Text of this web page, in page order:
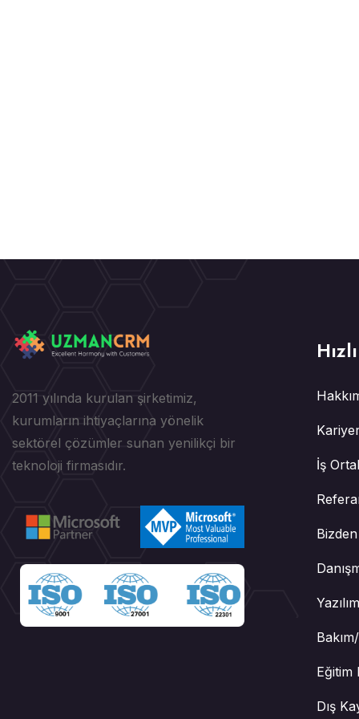
2011 yılında kurulan şirketimiz,
kurumların ihtiyaçlarına yönelik
sektörel çözümler sunan yenilikçi bir
teknoloji firmasıdır.
İş
Eğitim
Dış